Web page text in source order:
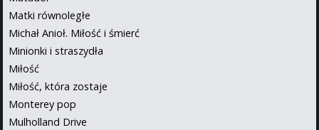
Matki równoległe
Michał Anioł. Miłość i śmierć
Minionki i straszydła
Miłość
Miłość, która zostaje
Monterey pop
Mulholland Drive